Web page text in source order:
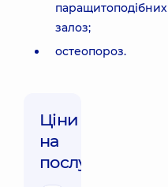
паращитоподібних
залоз;
остеопороз.
Ціни
на
послуги: